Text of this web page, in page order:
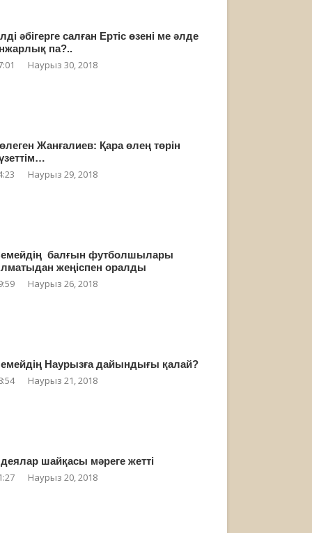
әбігерге салған Ертіс өзені ме әлде
па?..
Наурыз 30, 2018
Жанғалиев: Қара өлең төрін
Наурыз 29, 2018
балғын футболшылары
жеңіспен оралды
Наурыз 26, 2018
Наурызға дайындығы қалай?
Наурыз 21, 2018
шайқасы мәреге жетті
Наурыз 20, 2018